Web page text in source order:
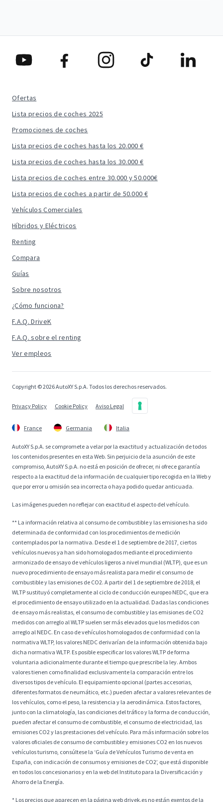
Ofertas
Lista precios de coches 2025
Promociones de coches
Lista precios de coches hasta los 20.000 €
Lista precios de coches hasta los 30.000 €
Lista precios de coches entre 30.000 y 50.000€
Lista precios de coches a partir de 50.000 €
Vehículos Comerciales
Híbridos y Eléctricos
Renting
Compara
Guías
Sobre nosotros
¿Cómo funciona?
F.A.Q. DriveK
F.A.Q. sobre el renting
Ver empleos
Copyright © 2026 AutoXY S.p.A. Todos los derechos reservados.
Privacy Policy Cookie Policy Aviso Legal
France Germania Italia
AutoXY S.p.A. se compromete a velar por la exactitud y actualización de todos
los contenidos presentes en esta Web. Sin perjuicio de la asunción de este
compromiso, AutoXY S.p.A. no está en posición de ofrecer, ni ofrece garantía
respecto a la exactitud de la información de cualquier tipo recogida en la Web y
que por error u omisión sea incorrecta o haya podido quedar anticuada.
Las imágenes pueden no reflejar con exactitud el aspecto del vehículo.
** La información relativa al consumo de combustible y las emisiones ha sido
determinada de conformidad con los procedimientos de medición
contemplados por la normativa. Desde el 1 de septiembre de 2017, ciertos
vehículos nuevos ya han sido homologados mediante el procedimiento
armonizado de ensayo de vehículos ligeros a nivel mundial (WLTP), que es un
nuevo procedimiento de ensayo más realista para medir el consumo de
combustible y las emisiones de CO2. A partir del 1 de septiembre de 2018, el
WLTP sustituyó completamente al ciclo de conducción europeo NEDC, que era
el procedimiento de ensayo utilizado en la actualidad. Dadas las condiciones
de ensayo más realistas, el consumo de combustible y las emisiones de CO2
medidos con arreglo al WLTP suelen ser más elevados que los medidos con
arreglo al NEDC. En caso de vehículos homologados de conformidad con la
normativa WLTP, los valores NEDC derivarían de la información obtenida bajo
dicha normativa WLTP. Es posible especificar los valores WLTP de forma
voluntaria adicionalmente durante el tiempo que prescribe la ley. Ambos
valores tienen como finalidad exclusivamente la comparación entre los
diversos tipos de vehículo. El equipamiento opcional (partes accesorias,
diferentes formatos de neumático, etc.) pueden afectar a valores relevantes de
los vehículos, como el peso, la resistencia y la aerodinámica. Estos factores,
junto con la climatología, las condiciones del tráfico y la forma de conducción,
pueden afectar el consumo de combustible, el consumo de electricidad, las
emisiones CO2 y las prestaciones del vehículo. Para más información sobre los
valores oficiales de consumo de combustible y emisiones CO2 en los nuevos
vehículos turismo, consúltese la ‘Guía de Vehículos Turismo de venta en
España, con indicación de consumos y emisiones de CO2’, que está disponible
en todos los concesionarios y en la web del Instituto para la Diversificación y
Ahorro de la Energía.
* Los precios que aparecen en la página web drivek.es no están exentos de la